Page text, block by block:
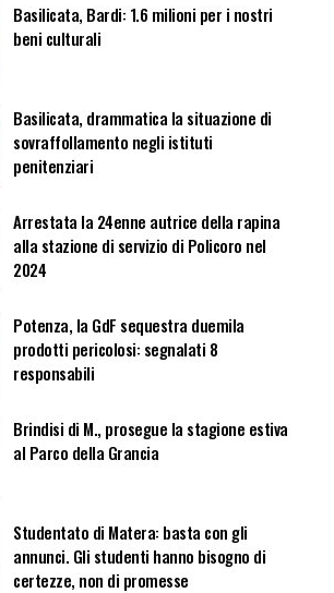
Basilicata, Bardi: 1.6 milioni per i nostri
beni culturali
Basilicata, drammatica la situazione di
sovraffollamento negli istituti
penitenziari
Arrestata la 24enne autrice della rapina
alla stazione di servizio di Policoro nel
2024
Potenza, la GdF sequestra duemila
prodotti pericolosi: segnalati 8
responsabili
Brindisi di M., prosegue la stagione estiva
al Parco della Grancia
Studentato di Matera: basta con gli
annunci. Gli studenti hanno bisogno di
certezze, non di promesse